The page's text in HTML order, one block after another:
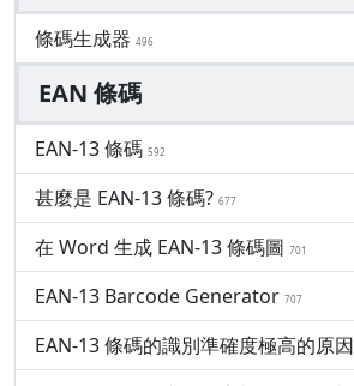
條碼生成器 496
EAN 條碼
EAN-13 條碼 592
甚麼是 EAN-13 條碼? 677
在 Word 生成 EAN-13 條碼圖 701
EAN-13 Barcode Generator 707
EAN-13 條碼的識別準確度極高的原因